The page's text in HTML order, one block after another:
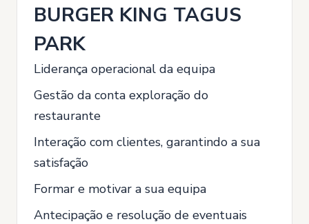
BURGER KING TAGUS
PARK
Liderança operacional da equipa
Gestão da conta exploração do
restaurante
Interação com clientes, garantindo a sua
satisfação
Formar e motivar a sua equipa
Antecipação e resolução de eventuais